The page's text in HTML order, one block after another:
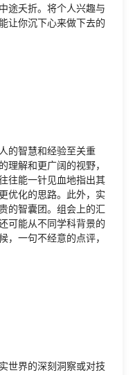
途夭折。将个人兴趣与
让你沉下心来做下去的
的智慧和经验至关重
理解和更广阔的视野，
往能一针见血地指出其
优化的思路。此外，实
的智囊团。组会上的汇
可能从不同学科背景的
，一句不经意的点评，
世界的深刻洞察或对技